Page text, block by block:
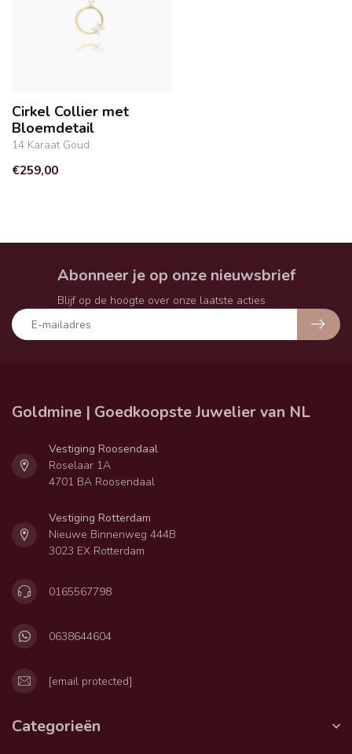
Cirkel Collier met
Bloemdetail
14 Karaat Goud
€259,00
Abonneer je op onze nieuwsbrief
Blijf op de hoogte over onze laatste acties
Goldmine | Goedkoopste Juwelier van NL
Vestiging Roosendaal
Roselaar 1A
4701 BA Roosendaal
Vestiging Rotterdam
Nieuwe Binnenweg 444B
3023 EX Rotterdam
0165567798
0638644604
[email protected]
Categorieën